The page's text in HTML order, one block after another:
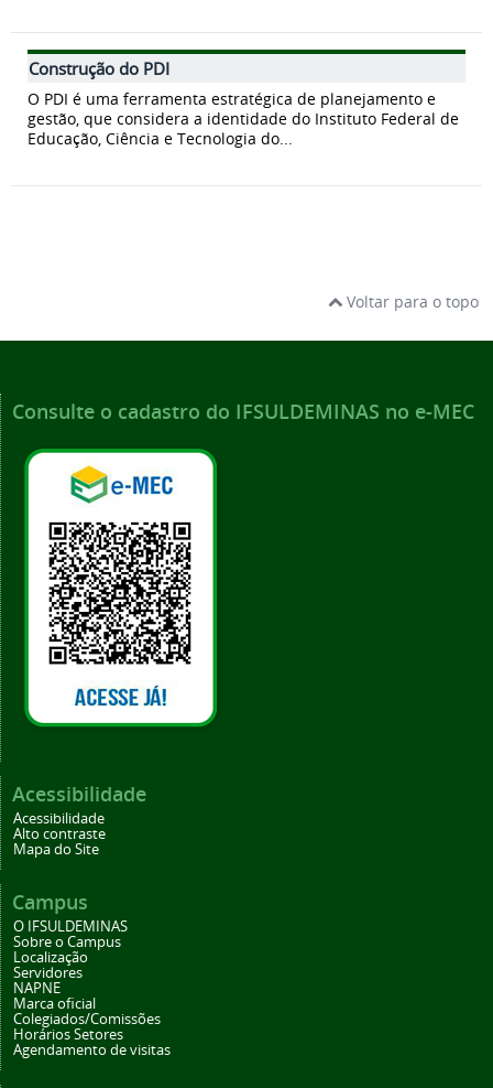
Construção do PDI
O PDI é uma ferramenta estratégica de planejamento e
gestão, que considera a identidade do Instituto Federal de
Educação, Ciência e Tecnologia do...
Voltar para o topo
Consulte o cadastro do IFSULDEMINAS no e-MEC
Acessibilidade
Acessibilidade
Alto contraste
Mapa do Site
Campus
O IFSULDEMINAS
Sobre o Campus
Localização
Servidores
NAPNE
Marca oficial
Colegiados/Comissões
Horários Setores
Agendamento de visitas